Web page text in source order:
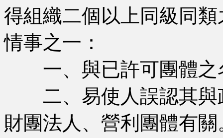
得組織二個以上同級同
情事之一：
一、與已許可團體之
二、易使人誤認其與
財團法人、營利團體有關